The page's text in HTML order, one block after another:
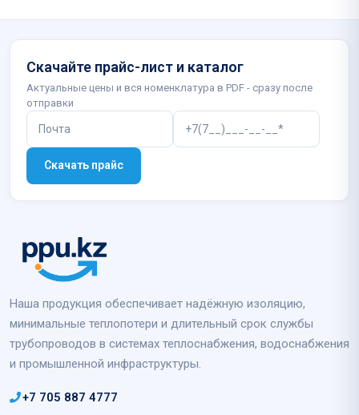
Скачайте прайс-лист и каталог
Актуальные цены и вся номенклатура в PDF - сразу после
отправки
Скачать прайс
Наша продукция обеспечивает надёжную изоляцию,
минимальные теплопотери и длительный срок службы
трубопроводов в системах теплоснабжения, водоснабжения
и промышленной инфраструктуры.
+7 705 887 4777